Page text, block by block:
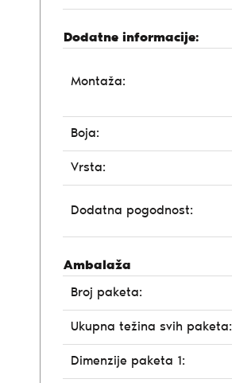
Dodatne informacije:
Montaža:
Boja:
Vrsta:
Dodatna pogodnost:
Ambalaža
Broj paketa:
Ukupna težina svih paketa:
Dimenzije paketa 1: